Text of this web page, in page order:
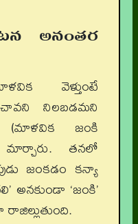
అనంతర
వెళ్తుంటే
నిలబడమని
(మాళవిక జంకి
తనలో
జంకడం కన్యా
అనకుండా ‘జంకి’